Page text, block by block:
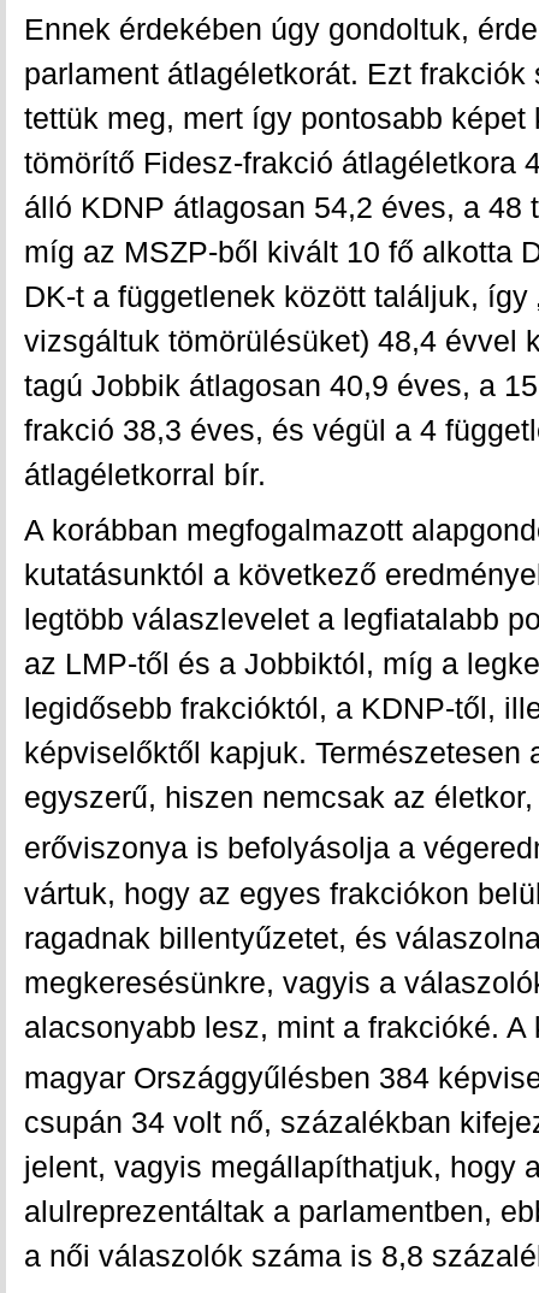
Ennek érdekében úgy gondoltuk,
parlament átlagéletkorát. Ezt
tettük meg, mert így pontosabb
tömörítő Fidesz-frakció átlagéletkora
álló KDNP átlagosan 54,2 éves, a 48
míg az MSZP-ből kivált 10 fő alkotta
DK-t a függetlenek között találjuk, így
vizsgáltuk tömörülésüket) 48,4 évvel
tagú Jobbik átlagosan 40,9 éves, a
frakció 38,3 éves, és végül a 4
átlagéletkorral bír.
A korábban megfogalmazott
kutatásunktól a következő
legtöbb válaszlevelet a legfiatalabb
az LMP-től és a Jobbiktól, míg a
legidősebb frakcióktól, a KDNP-től,
képviselőktől kapjuk. Természetesen
egyszerű, hiszen nemcsak az
erőviszonya is befolyásolja a
vártuk, hogy az egyes frakciókon
ragadnak billentyűzetet, és
megkeresésünkre, vagyis a
alacsonyabb lesz, mint a frakcióké. A
magyar Országgyűlésben 384
csupán 34 volt nő, százalékban
jelent, vagyis megállapíthatjuk, hogy
alulreprezentáltak a parlamentben,
a női válaszolók száma is 8,8